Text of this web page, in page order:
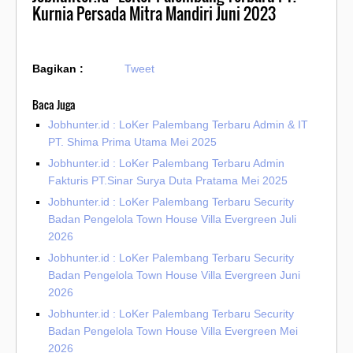
Kurnia Persada Mitra Mandiri Juni 2023
Bagikan : Tweet
Baca Juga
Jobhunter.id : LoKer Palembang Terbaru Admin & IT
PT. Shima Prima Utama Mei 2025
Jobhunter.id : LoKer Palembang Terbaru Admin
Fakturis PT.Sinar Surya Duta Pratama Mei 2025
Jobhunter.id : LoKer Palembang Terbaru Security
Badan Pengelola Town House Villa Evergreen Juli
2026
Jobhunter.id : LoKer Palembang Terbaru Security
Badan Pengelola Town House Villa Evergreen Juni
2026
Jobhunter.id : LoKer Palembang Terbaru Security
Badan Pengelola Town House Villa Evergreen Mei
2026